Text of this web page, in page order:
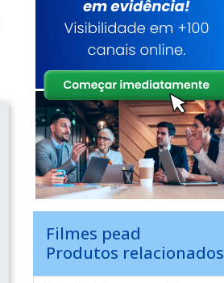
Filmes pead
Produtos relacionados